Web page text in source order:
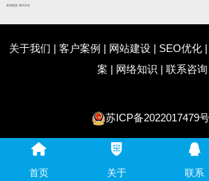
友情链接: 城市分站
关于我们 | 客户案例 | 网站建设| SEO优化|
案 | 网络知识 |联系咨询
苏ICP备2022017479
首页 关于 联系